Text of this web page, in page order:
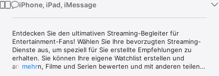
iPhone, iPad, iMessage
Entdecken Sie den ultimativen Streaming-Begleiter für
Entertainment-Fans! Wählen Sie Ihre bevorzugten Streaming-
Dienste aus, um speziell für Sie erstellte Empfehlungen zu
erhalten. Sie können Ihre eigene Watchlist erstellen und
anpassen, Filme und Serien bewerten und mit anderen teilen
mehr